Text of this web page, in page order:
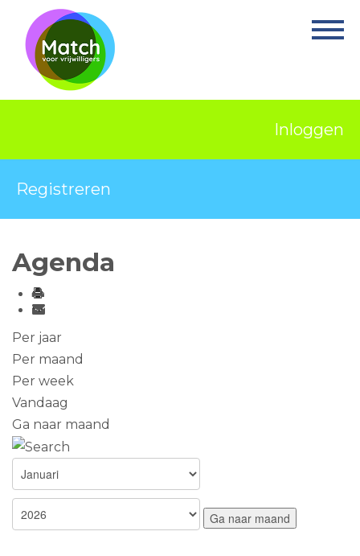
Home
Activiteiten
Projecten
Over Match
Vrijwilligerswerk
Inloggen
Registreren
Agenda
Per jaar
Per maand
Per week
Vandaag
Ga naar maand
Ga naar maand